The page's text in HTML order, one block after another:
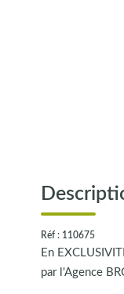
Réf : 110675
En
par l'Agence